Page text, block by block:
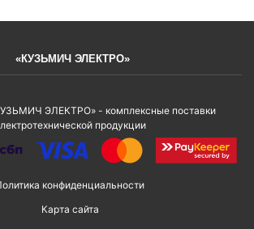
«КУЗЬМИЧ ЭЛЕКТРО»
ЭЛЕКТРО» - комплексные поставки
продукции
конфиденциальности
Карта сайта